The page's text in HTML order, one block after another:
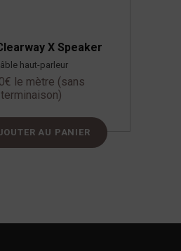
X Speaker
haut-parleur
€ le mètre (sans
terminaison)
AU PANIER